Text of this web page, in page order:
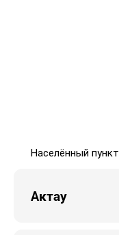
Населённый пункт
Актау